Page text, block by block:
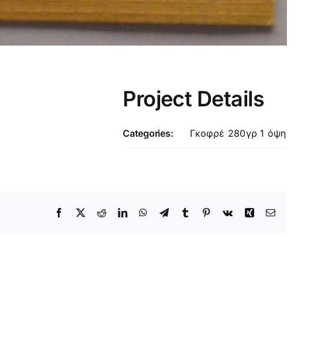
Project Details
Categories: Γκοφρέ 280γρ 1 όψη
Facebook
X RedditLinkedInWhatsApp
TelegramTumblr Pinterest
Vk Xing Email